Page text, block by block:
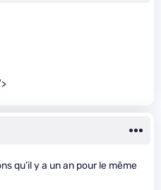
qu’il y a un an pour le même